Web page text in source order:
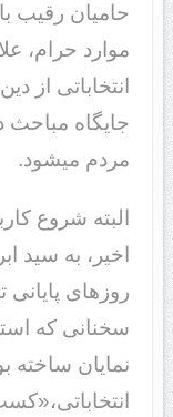
حامیان رقیب
موارد حرام،
جایگاه مباحث
مردم می‎شود.
روزهای
سخنانی که